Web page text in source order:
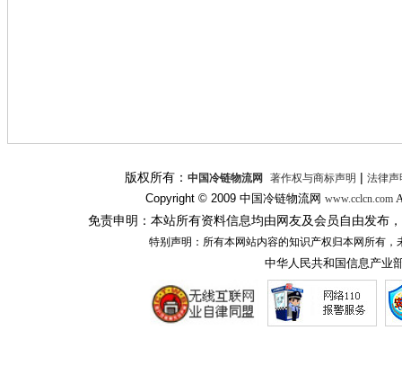
版权所有： 中国冷链物流网 著作权与商标声明 | 法律声
Copyright © 2009 中国冷链物流网 www.cclcn.com
免责申明：本站所有资料信息均由网友及会员自由发布
特别声明：所有本网站内容的知识产权归本网所有
中华人民共和国信息产业